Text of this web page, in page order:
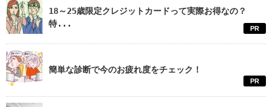
18～25歳限定クレジットカードって実際お得なの？
特...
PR
簡単な診断で今のお疲れ度をチェック！
PR